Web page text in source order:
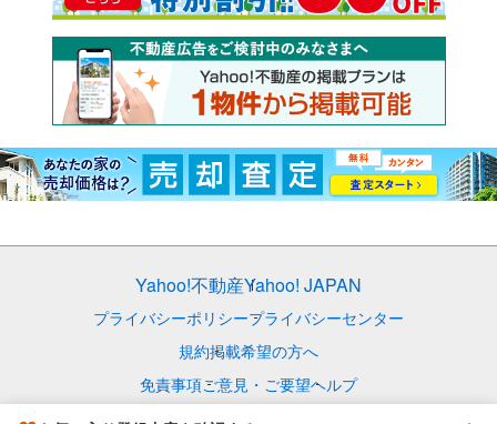
Yahoo!不動産Yahoo! JAPAN
プライバシーポリシープライバシーセンター
規約掲載希望の方へ
免責事項ご意見・ご要望ヘルプ
© LY Corporation